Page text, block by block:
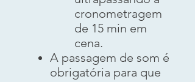
cronometragem
de 15 min em
cena.
A passagem de som é
obrigatória para que